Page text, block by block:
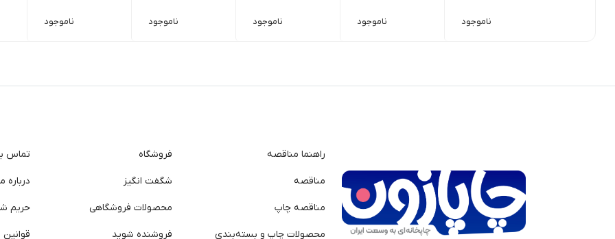
ناموجود ناموجود ناموجود ناموجود ناموجود
راهنما مناقصه
مناقصه
مناقصه چاپ
محصولات چاپ و بسته‌بندی
فروشگاه
شگفت انگیز
محصولات فروشگاهی
فروشنده شوید
تماس
درباره
حریم